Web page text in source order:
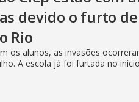
devido o furto de
Rio
os alunos, as invasões
A escola já foi furtada no